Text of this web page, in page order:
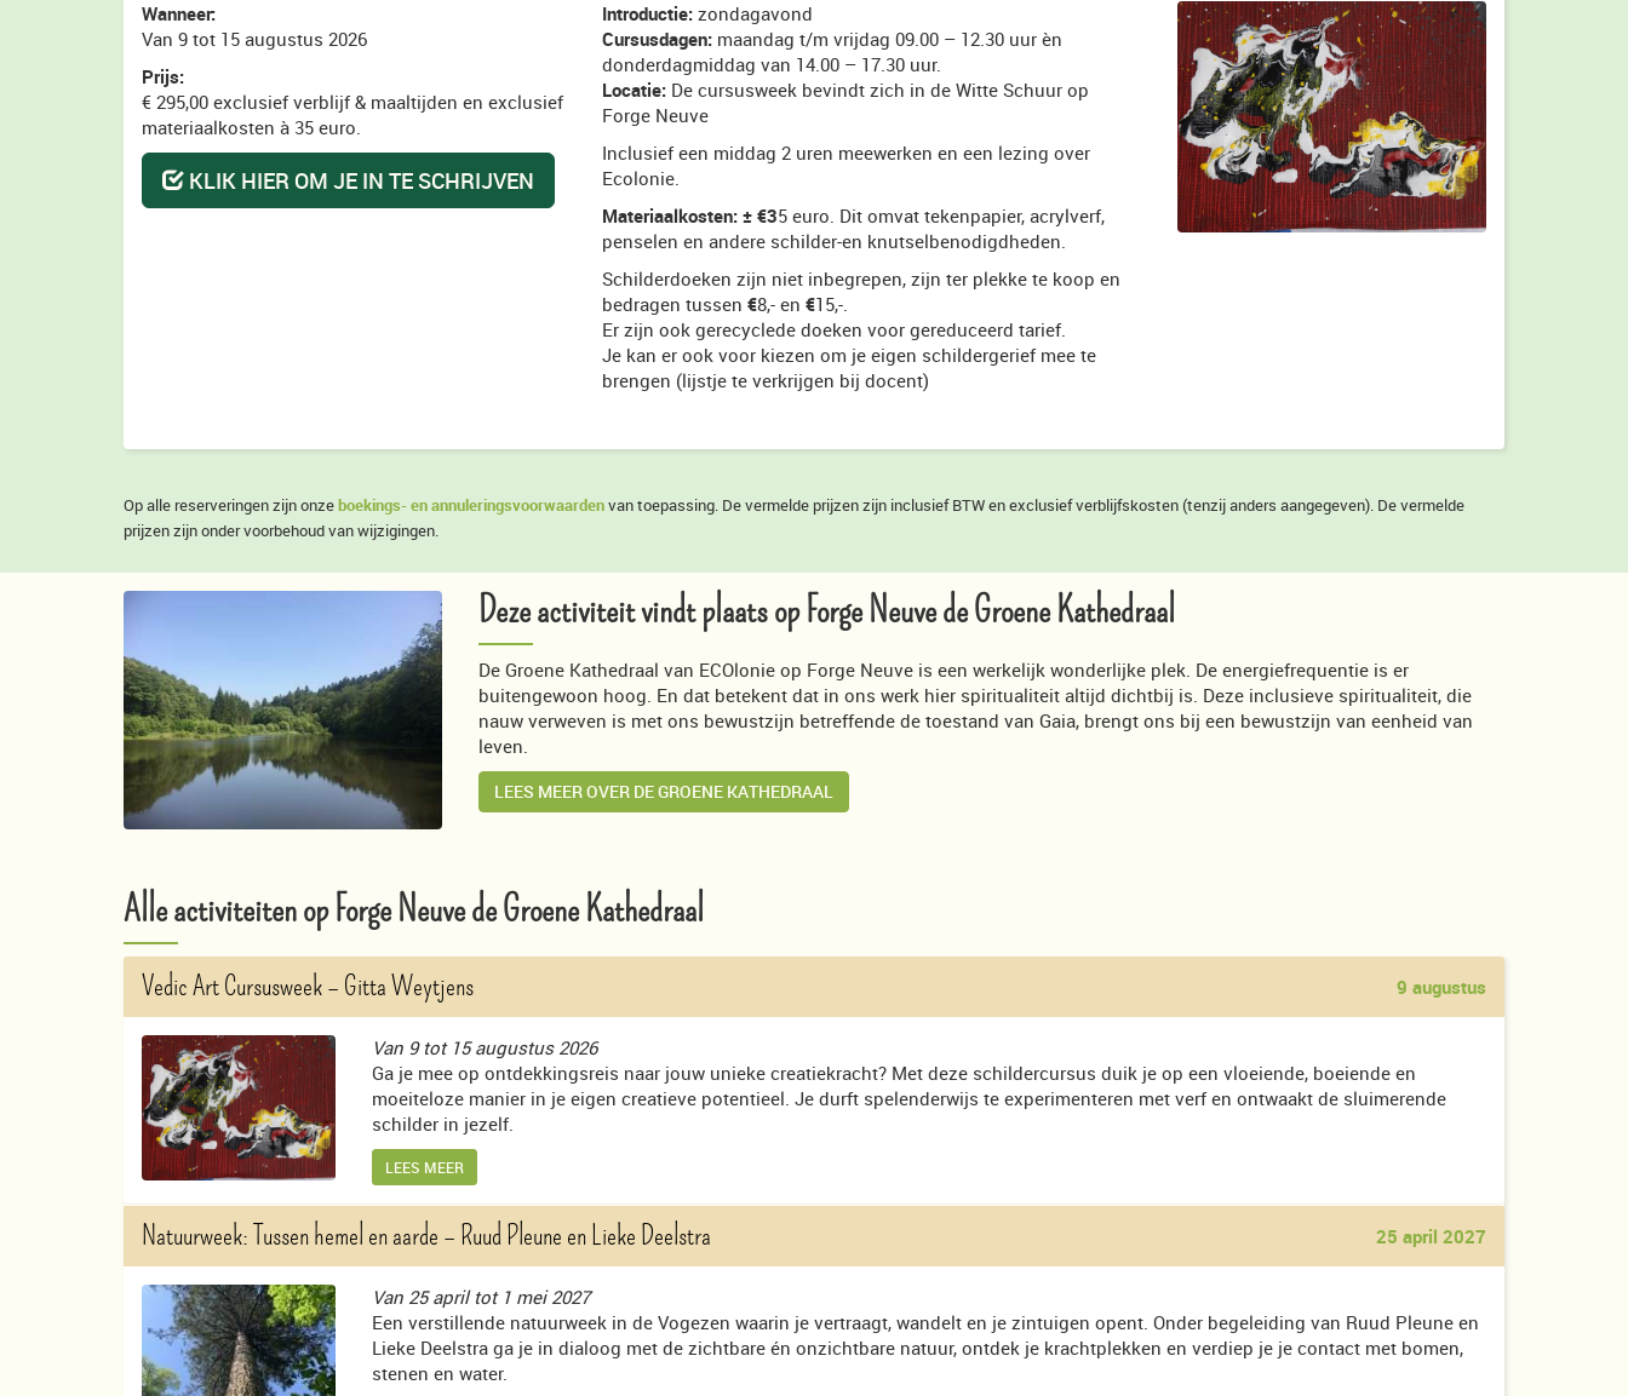
Wanneer:
Van 9 tot 15 augustus 2026
Prijs:
€ 295,00 exclusief verblijf & maaltijden en exclusief
materiaalkosten à 35 euro.
KLIK HIER OM JE IN TE SCHRIJVEN
Introductie: zondagavond
Cursusdagen: maandag t/m vrijdag 09.00 – 12.30 uur èn
donderdagmiddag van 14.00 – 17.30 uur.
Locatie: De cursusweek bevindt zich in de Witte Schuur op
Forge Neuve
Inclusief een middag 2 uren meewerken en een lezing over
Ecolonie.
Materiaalkosten: ± €35 euro. Dit omvat tekenpapier, acrylverf,
penselen en andere schilder-en knutselbenodigdheden.
Schilderdoeken zijn niet inbegrepen, zijn ter plekke te koop en
bedragen tussen €8,- en €15,-.
Er zijn ook gerecyclede doeken voor gereduceerd tarief.
Je kan er ook voor kiezen om je eigen schildergerief mee te
brengen (lijstje te verkrijgen bij docent)
Op alle reserveringen zijn onzeboekings- en annuleringsvoorwaardenvan toepassing. De vermelde prijzen zijn inclusief BTW en exclusief verblijfskosten (tenzij anders aangegeven). De vermelde
prijzen zijn onder voorbehoud van wijzigingen.
Deze activiteit vindt plaats op Forge Neuve de Groene Kathedraal
De Groene Kathedraal van ECOlonie op Forge Neuve is een werkelijk wonderlijke plek. De energiefrequentie is er
buitengewoon hoog. En dat betekent dat in ons werk hier spiritualiteit altijd dichtbij is. Deze inclusieve spiritualiteit, die
nauw verweven is met ons bewustzijn betreffende de toestand van Gaia, brengt ons bij een bewustzijn van eenheid van
leven.
LEES MEER OVER DE GROENE KATHEDRAAL
Alle activiteiten op Forge Neuve de Groene Kathedraal
Vedic Art Cursusweek– Gitta Weytjens 9 augustus
Van 9 tot 15 augustus 2026
Ga je mee op ontdekkingsreis naar jouw unieke creatiekracht? Met deze schildercursus duik je op een vloeiende, boeiende en
moeiteloze manier in je eigen creatieve potentieel. Je durft spelenderwijs te experimenteren met verf en ontwaakt de sluimerende
schilder in jezelf.
LEES MEER
Natuurweek: Tussen hemel en aarde – Ruud Pleune en Lieke Deelstra 25 april 2027
Van 25 april tot 1 mei 2027
Een verstillende natuurweek in de Vogezen waarin je vertraagt, wandelt en je zintuigen opent. Onder begeleiding van Ruud Pleune en
Lieke Deelstra ga je in dialoog met de zichtbare én onzichtbare natuur, ontdek je krachtplekken en verdiep je je contact met bomen,
stenen en water.